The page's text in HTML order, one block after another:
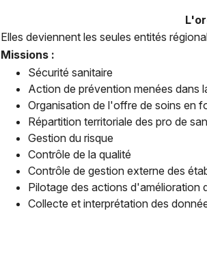
Elles deviennent les seules entités
Missions :
Sécurité sanitaire
Action de prévention menées dans
Organisation de l'offre de soins en
Répartition territoriale des pro de
Gestion du risque
Contrôle de la qualité
Contrôle de gestion externe des
Pilotage des actions d'amélioration
Collecte et interprétation des